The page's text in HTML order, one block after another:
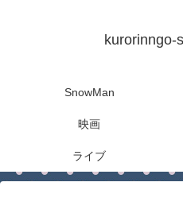
kurorinngo-
SnowMan
映画
ライブ